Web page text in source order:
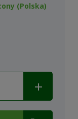
(Polska)